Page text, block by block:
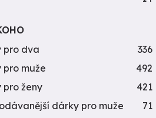
pro dva
336
pro muže
492
pro ženy
421
dárky pro muže
71